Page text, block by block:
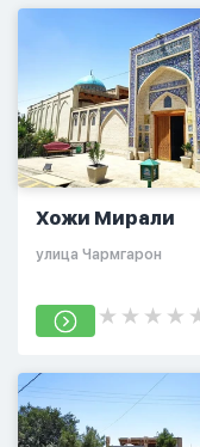
Хожи Мирали
улица Чармгарон